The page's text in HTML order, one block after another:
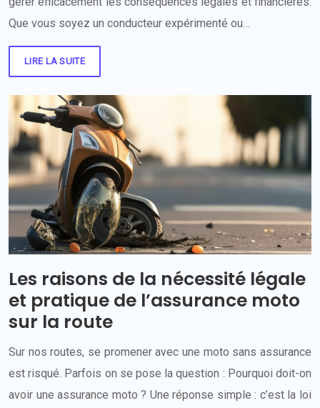
Que vous soyez un conducteur expérimenté ou…
LIRE LA SUITE
Les raisons de la nécessité légale
et pratique de l’assurance moto
sur la route
Sur nos routes, se promener avec une moto sans assurance
est risqué. Parfois on se pose la question : Pourquoi doit-on
avoir une assurance moto ? Une réponse simple : c’est la loi